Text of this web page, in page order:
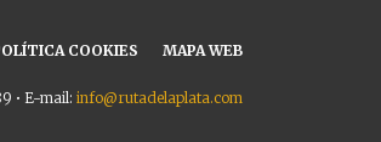
COOKIES MAPA WEB
• E-mail: info@rutadelaplata.com